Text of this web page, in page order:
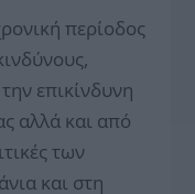
περίοδος
επικίνδυνη
αλλά και από
των
και στη